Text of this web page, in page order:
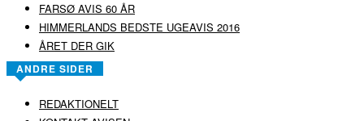
FARSØ AVIS 60 ÅR
HIMMERLANDS BEDSTE UGEAVIS 2016
ÅRET DER GIK
ANDRE SIDER
REDAKTIONELT